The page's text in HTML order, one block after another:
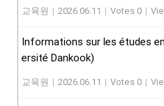
교육원 | 2026.06.11 | Votes 0 |
Informations sur les études
ersité Dankook)
교육원 | 2026.06.11 | Votes 0 |